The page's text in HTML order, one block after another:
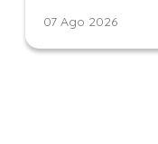
07 Ago 2026